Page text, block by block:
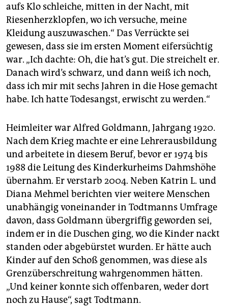
aufs Klo schleiche, mitten in der Nacht, mit
Riesenherzklopfen, wo ich versuche, meine
Kleidung auszuwaschen.“ Das Verrückte sei
gewesen, dass sie im ersten Moment eifersüchtig
war. „Ich dachte: Oh, die hat’s gut. Die streichelt er.
Danach wird’s schwarz, und dann weiß ich noch,
dass ich mir mit sechs Jahren in die Hose gemacht
habe. Ich hatte Todesangst, erwischt zu werden.“
Heimleiter war Alfred Goldmann, Jahrgang 1920.
Nach dem Krieg machte er eine Lehrerausbildung
und arbeitete in diesem Beruf, bevor er 1974 bis
1988 die Leitung des Kinderkurheims Dahmshöhe
übernahm. Er verstarb 2004. Neben Katrin L. und
Dia­na Mehmel berichten vier weitere Menschen
unabhängig voneinander in Todtmanns Umfrage
davon, dass Goldmann übergriffig geworden sei,
indem er in die Duschen ging, wo die Kinder nackt
standen oder abgebürstet wurden. Er hätte auch
Kinder auf den Schoß genommen, was diese als
Grenzüberschreitung wahrgenommen hätten.
„Und keiner konnte sich offenbaren, weder dort
noch zu Hause“, sagt Todt­mann.